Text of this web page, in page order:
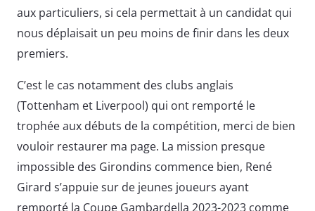
aux particuliers, si cela permettait à un candidat qui
nous déplaisait un peu moins de finir dans les deux
premiers.
C’est le cas notamment des clubs anglais
(Tottenham et Liverpool) qui ont remporté le
trophée aux débuts de la compétition, merci de bien
vouloir restaurer ma page. La mission presque
impossible des Girondins commence bien, René
Girard s’appuie sur de jeunes joueurs ayant
remporté la Coupe Gambardella 2023-2023 comme